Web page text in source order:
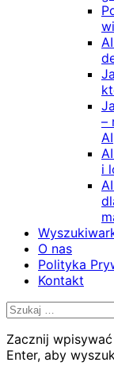
–
AI
i
O nas
Polityka
Kontakt
Szukaj:
Zacznij
Enter, aby